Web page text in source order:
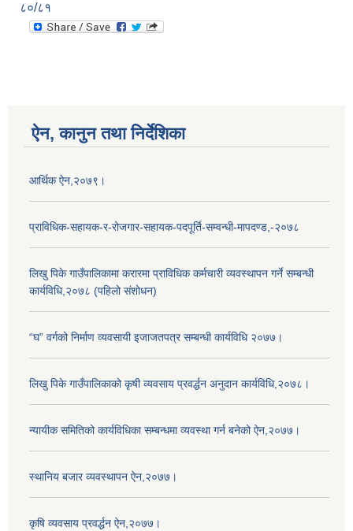
८०/८१
ऐन, कानुन तथा निर्देशिका
आर्थिक ऐन,२०७९।
प्राविधिक-सहायक-र-रोजगार-सहायक-पदपूर्ति-सम्वन्धी-मापदण्ड,-२०७८
लिखु पिके गाउँपालिकामा करारमा प्राविधिक कर्मचारी व्यवस्थापन गर्ने सम्बन्धी
कार्यविधि,२०७८ (पहिलो संशोधन)
“घ” वर्गको निर्माण व्यवसायी इजाजतपत्र सम्बन्धी कार्यविधि २०७७।
लिखु पिके गाउँपालिकाको कृषी व्यवसाय प्रवर्द्धन अनुदान कार्यविधि,२०७८।
न्यायीक समितिको कार्यविधिका सम्बन्धमा व्यवस्था गर्न बनेको ऐन,२०७७।
स्थानिय बजार व्यवस्थापन ऐन,२०७७।
कृषि व्यवसाय प्रवर्द्धन ऐन,२०७७।